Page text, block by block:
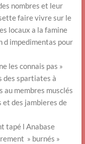
nombres et leur
faire vivre sur le
locaux a la famine
d impedimentas pour
les connais pas »
des spartiates à
au membres musclés
des jambieres de
tapé l Anabase
» burnés »